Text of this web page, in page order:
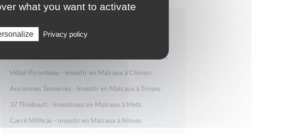
Investir en Malraux à NIMES, plein coeur de ville
Grand Hôtel Moderne - Investir en Malraux à Béziers
Hôtel Pirondeau - Investir en Malraux à Chinon
Anciennes Tanneries - Investir en Malraux à Troyes
37 Thiebault - Investissez en Malraux à Metz
Carré Mithras - investir en Malraux à Nimes
what you want to activate
Privacy policy